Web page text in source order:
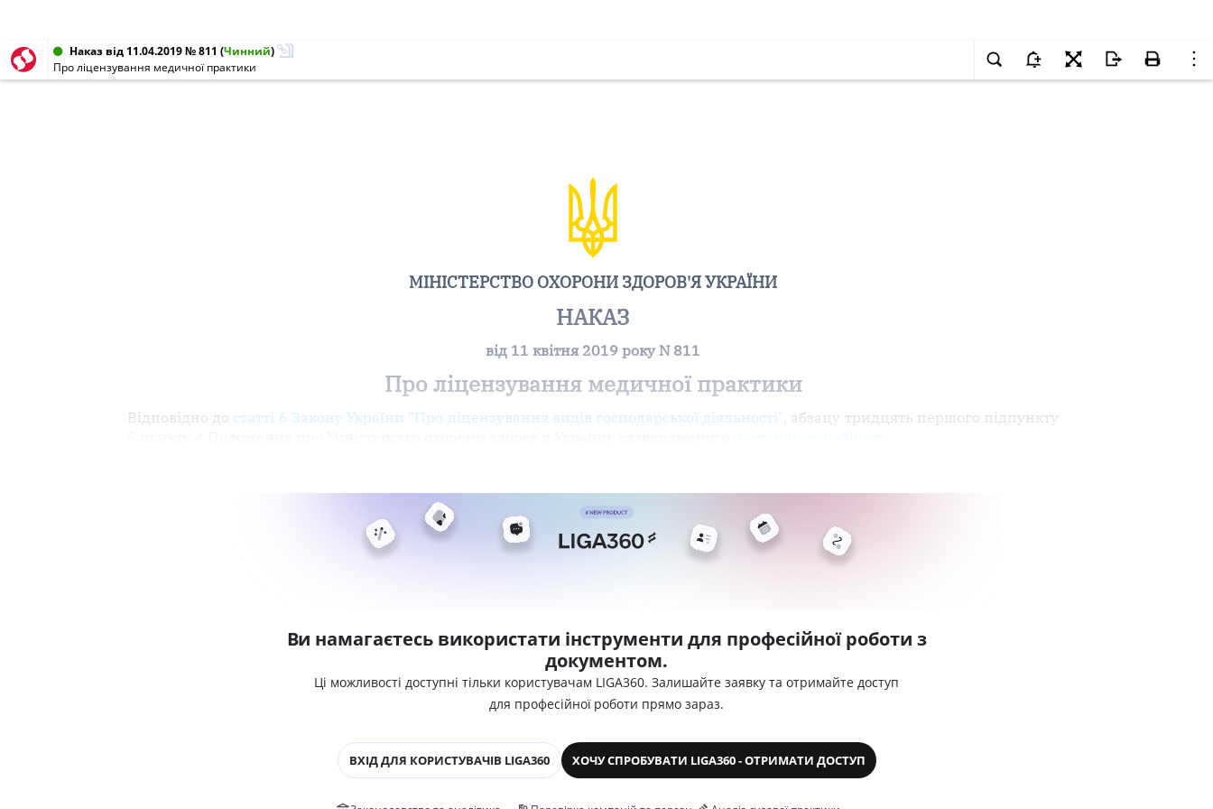
Наказ від 11.04.2019 № 811 (Чинний)
Про ліцензування медичної практики
МІНІСТЕРСТВО ОХОРОНИ ЗДОРОВ'Я УКРАЇНИ
НАКАЗ
від 11 квітня 2019 року N 811
Про ліцензування медичної практики
Відповідно до статті 6 Закону України "Про ліцензування видів господарської діяльності", абзацу тридцять першого підпункту
Ви намагаєтесь використати інструменти для професійної роботи з
документом.
Ці можливості доступні тільки користувачам LIGA360. Залишайте заявку та отримайте доступ
для професійної роботи прямо зараз.
ВХІД ДЛЯ КОРИСТУВАЧІВ LIGA360 ХОЧУ СПРОБУВАТИ LIGA360 - ОТРИМАТИ ДОСТУП